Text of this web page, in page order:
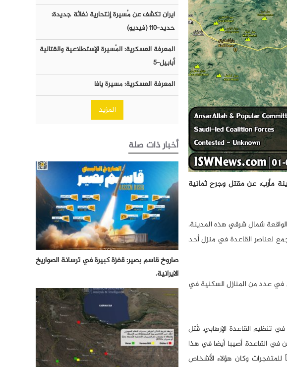
مأرب، عن مقتل وجرح ثمانية
في منطقة الحدباء الواقعة شمال شرقي هذه المدينة.
لعناصر القاعدة في منزل أحد
عدد من المنازل السكنية في
تنظيم القاعدة الإرهابي، قُتل
في القاعدة، أصيبا أيضا في هذا
وكان هؤلاء الأشخاص
ايران تكشف عن مُسيرة إنتحارية نفاثة جديدة:
حديد-١١٠ (فيديو)
المعرفة العسكرية: المُسيرة الإستطلاعية والقتالية
أبابيل-٥
المعرفة العسكرية: مسيرة يافا
المزيد
أخبار ذات صلة
صاروخ قاسم بصير: قفزة كبيرة في ترسانة الصواريخ
الايرانية.